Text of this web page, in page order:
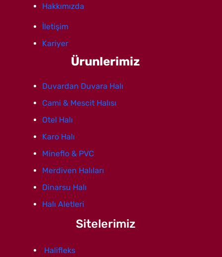
Hakkımızda
İletişim
Kariyer
Ürunlerimiz
Duvardan Duvara Halı
Cami & Mescit Halısı
Otel Halı
Karo Halı
Mineflo & PVC
Merdiven Halıları
Dinarsu Halı
Halı Aletleri
Sitelerimiz
Halifleks